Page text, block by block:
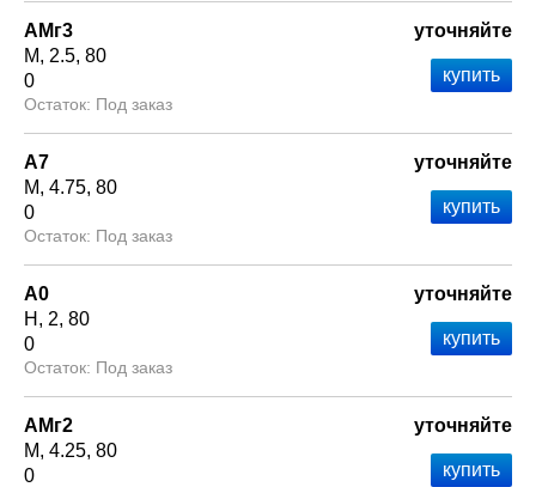
АМг3
М
2.5 80
0
Под заказ
уточняйте
А7
М 4.75 80
0
Под заказ
уточняйте
А0
Н
2 80
0
Под заказ
уточняйте
АМг2
М 4.25 80
0
уточняйте